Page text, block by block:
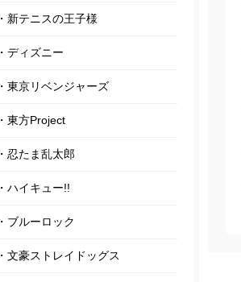
・新テニスの王子様
・ディズニー
・東京リベンジャーズ
・東方Project
・忍たま乱太郎
・ハイキュー!!
・ブルーロック
・文豪ストレイドッグス